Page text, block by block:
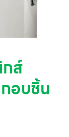
ส์
อบชิ้น